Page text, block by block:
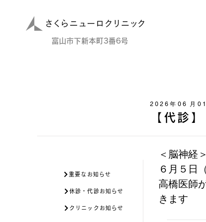
​富山市下新本町3番6号
2026 年 06 月 01
【代診
重要なお知らせ
休診・代診お知らせ
クリニックお知らせ
＜脳神経＞
６月５日
高橋医師
きます